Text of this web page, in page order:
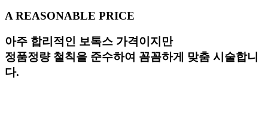
A REASONABLE PRICE
아주 합리적인 보톡스 가격이지만
정품정량 철칙을 준수하여 꼼꼼하게 맞춤 시술합니
다.